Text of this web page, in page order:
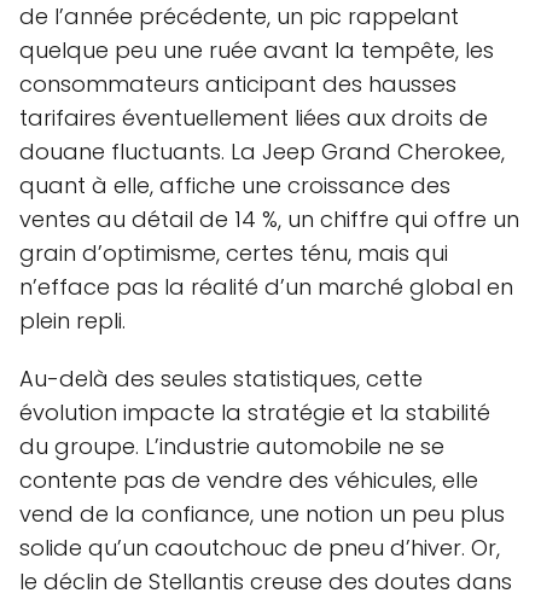
de l’année précédente, un pic rappelant
quelque peu une ruée avant la tempête, les
consommateurs anticipant des hausses
tarifaires éventuellement liées aux droits de
douane fluctuants. La Jeep Grand Cherokee,
quant à elle, affiche une croissance des
ventes au détail de 14 %, un chiffre qui offre un
grain d’optimisme, certes ténu, mais qui
n’efface pas la réalité d’un marché global en
plein repli.
Au-delà des seules statistiques, cette
évolution impacte la stratégie et la stabilité
du groupe. L’industrie automobile ne se
contente pas de vendre des véhicules, elle
vend de la confiance, une notion un peu plus
solide qu’un caoutchouc de pneu d’hiver. Or,
le déclin de Stellantis creuse des doutes dans